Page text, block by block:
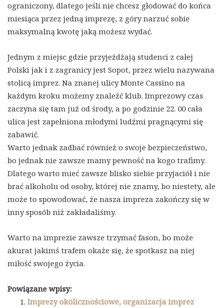
ograniczony, dlatego jeśli nie chcesz głodować do końca
miesiąca przez jedną imprezę, z góry narzuć sobie
maksymalną kwotę jaką możesz wydać.
Jednym z miejsc gdzie przyjeżdżają studenci z całej
Polski jak i z zagranicy jest Sopot, przez wielu nazywana
stolicą imprez. Na znanej ulicy Monte Cassino na
każdym kroku możemy znaleźć klub. Imprezowy czas
zaczyna się tam już od środy, a po godzinie 22. 00 cała
ulica jest zapełniona młodymi ludźmi pragnącymi się
zabawić.
Warto jednak zadbać również o swoje bezpieczeństwo,
bo jednak nie zawsze mamy pewność na kogo trafimy.
Dlatego warto mieć zawsze blisko siebie przyjaciół i nie
brać alkoholu od osoby, której nie znamy, bo niestety, ale
może to spowodować, że nasza impreza zakończy się w
inny sposób niż zakładaliśmy.
Warto na imprezie zawsze trzymać fason, bo może
akurat jakimś trafem okaże się, że spotkasz na niej
miłość swojego życia.
Powiązane wpisy:
Imprezy okolicznościowe, organizacja imprez